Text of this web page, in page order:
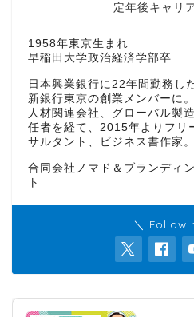
定年後キャリ
1958年東京生まれ
早稲田大学政治経済学部卒
日本興業銀行に22年間勤務し
新銀行東京の創業メンバーに。
人材関連会社、グローバル製
任者を経て、2015年よりフリ
サルタント、ビジネス書作家。
合同会社ノマド＆ブランディ
ト
＼ Follow